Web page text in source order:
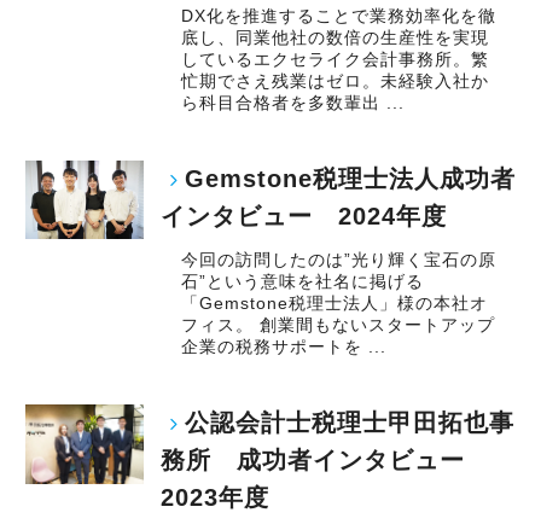
DX化を推進することで業務効率化を徹
底し、同業他社の数倍の生産性を実現
しているエクセライク会計事務所。繁
忙期でさえ残業はゼロ。未経験入社か
ら科目合格者を多数輩出 ...
Gemstone税理士法人成功者
インタビュー 2024年度
今回の訪問したのは”光り輝く宝石の原
石”という意味を社名に掲げる
「Gemstone税理士法人」様の本社オ
フィス。 創業間もないスタートアップ
企業の税務サポートを ...
公認会計士税理士甲田拓也事
務所 成功者インタビュー
2023年度